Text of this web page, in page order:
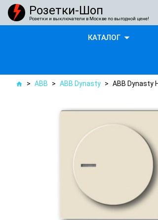
Розетки-Шоп
Розетки и выключатели в Москве по выгодной цене!
КАТАЛОГarrow_drop_down
home > ABB > ABB Dynasty > ABB Dynasty